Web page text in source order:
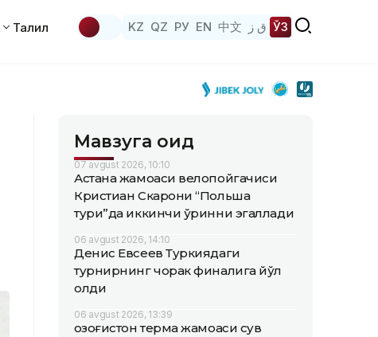
Таҳлил KZ QZ РУ EN 中文 ق ز ЎЗ
Мавзуга оид
07 avgust 2026, 10:10
Астана жамоаси велопойгачиси
Кристиан Скарони “Польша
тури”да иккинчи ўринни эгаллади
06 avgust 2026, 14:10
Денис Евсеев Туркиядаги
турнирнинг чорак финалига йўл
олди
06 avgust 2026, 13:39
Қозоғистон терма жамоаси сув